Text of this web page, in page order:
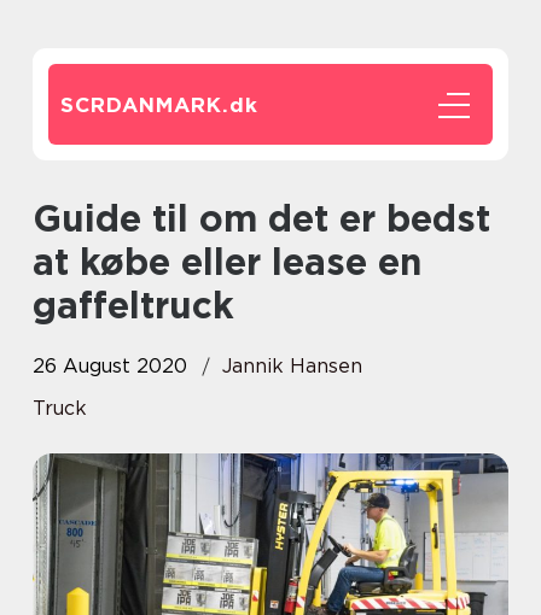
SCRDANMARK.dk
Guide til om det er bedst
at købe eller lease en
gaffeltruck
26 August 2020
Jannik Hansen
Truck